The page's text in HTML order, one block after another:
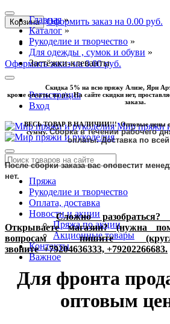
Корзина Оформить заказ на 0.00 руб.
Оформить заказ на 0.00 руб.
Регистрация
Вход
Мир пряжи
Пряжа
Рукоделие и творчество
Оплата, доставка
Новости и акции
Пряжа по акции
Акционные товары
Контакты
Важное
Главная »
Каталог »
Рукоделие и творчество »
Для одежды , сумок и обуви »
Застёжки-клеванты
Скидка 5% на всю пряжу Ализе, Ярн Арт,
кроме оплаты на р\с. На сайте скидки нет,
заказа.
ВЕСЬ ТОВАР В НАЛИЧИИ!!! Оптовые цены
сумму.Сборка в течении рабочего
оплаты.Доставка по
После сборки заказа вас оповестит
нет.
Сложно
Открываете магазин? (нужна
вопросам пишите
звоните+79204636333, +79202266683.
Для фронта
оптовым